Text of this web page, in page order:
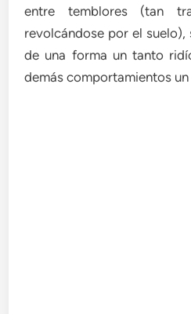
entre temblores (tan
revolcándose por el
de una forma un tanto
demás comportamientos